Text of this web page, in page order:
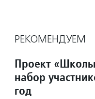
РЕКОМЕНДУЕМ
Проект
набор
год